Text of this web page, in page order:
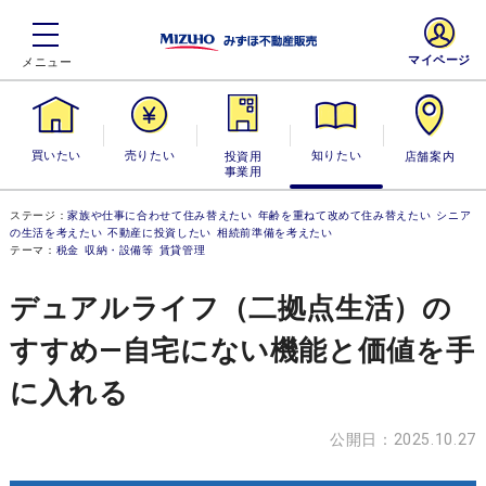
買いたい 売りたい
投資用・事業
用
知りたい 店舗案内
マイページ
ステージ：家族や仕事に合わせて住み替えたい 年齢を重ねて改めて住み替えたい シニア
の生活を考えたい 不動産に投資したい 相続前準備を考えたい
テーマ： 税金 収納・設備等 賃貸管理
デュアルライフ（二拠点生活）の
すすめ―自宅にない機能と価値を手
に入れる
公開日：2025.10.27